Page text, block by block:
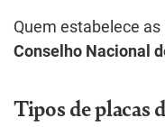
Quem estabelece
Conselho Nacional
Tipos de placas